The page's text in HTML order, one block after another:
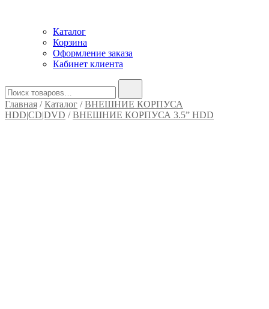
Каталог
Корзина
Оформление заказа
Кабинет клиента
Главная /Каталог /ВНЕШНИЕ КОРПУСА
HDD|CD|DVD /ВНЕШНИЕ КОРПУСА 3.5” HDD